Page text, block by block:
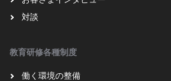
対談
教育研修各種制度
働く環境の整備